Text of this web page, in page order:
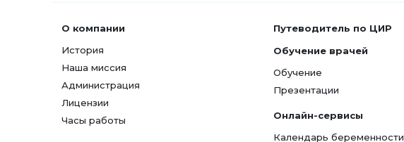
О компании
История
Наша миссия
Администрация
Лицензии
Часы работы
Путеводитель по ЦИР
Обучение врачей
Обучение
Презентации
Онлайн-сервисы
Календарь беременности